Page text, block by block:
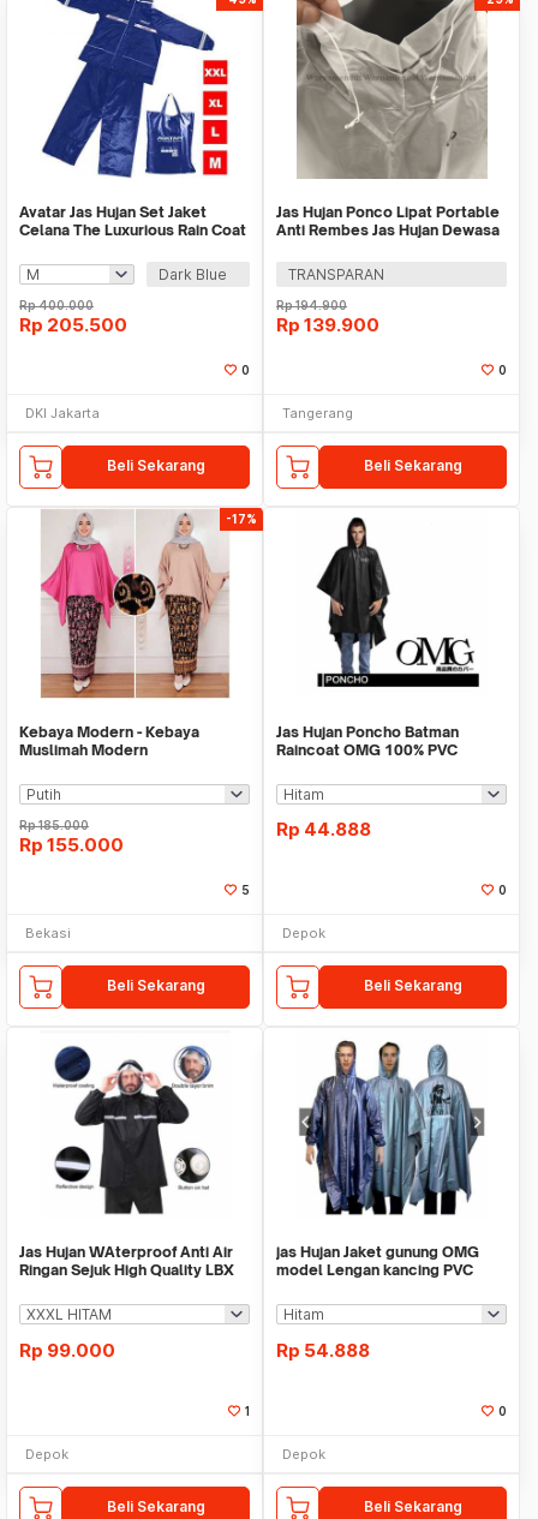
Avatar Jas Hujan Set Jaket
Celana The Luxurious Rain Coat
Dark Blue
Rp400.000
Rp 205.500
0
DKI Jakarta
Beli Sekarang
Jas Hujan Ponco Lipat Portable
Anti Rembes Jas Hujan Dewasa
TRANSPARAN
Rp194.900
Rp 139.900
0
Tangerang
Beli Sekarang
-17%
Kebaya Modern - Kebaya
Muslimah Modern
Rp185.000
Rp 155.000
5
Bekasi
Beli Sekarang
Jas Hujan Poncho Batman
Raincoat OMG 100% PVC
Rp 44.888
0
Depok
Beli Sekarang
Jas Hujan WAterproof Anti Air
Ringan Sejuk High Quality LBX
Rp 99.000
1
Depok
Beli Sekarang
jas Hujan Jaket gunung OMG
model Lengan kancing PVC
Rp 54.888
0
Depok
Beli Sekarang